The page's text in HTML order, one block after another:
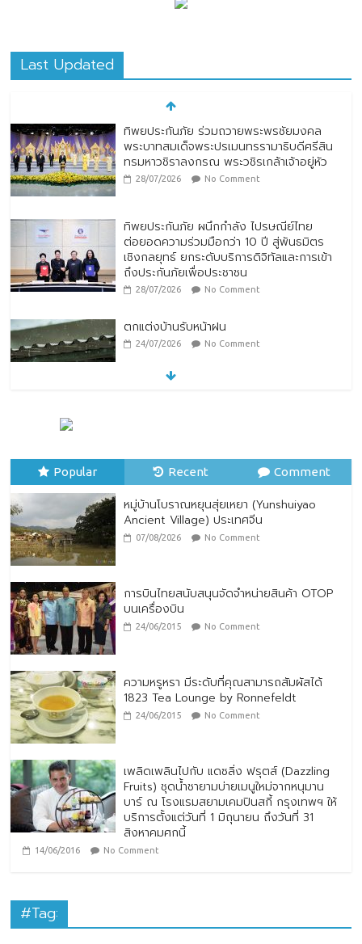
Last Updated
ทิพยประกันภัย ร่วมถวายพระพรชัยมงคล
พระบาทสมเด็จพระปรเมนทรรามาธิบดีศรีสิน
ทรมหาวชิราลงกรณ พระวชิรเกล้าเจ้าอยู่หัว
28/07/2026 No Comment
ทิพยประกันภัย ผนึกกำลัง ไปรษณีย์ไทย
ต่อยอดความร่วมมือกว่า 10 ปี สู่พันธมิตร
เชิงกลยุทธ์ ยกระดับบริการดิจิทัลและการเข้า
ถึงประกันภัยเพื่อประชาชน
28/07/2026 No Comment
ตกแต่งบ้านรับหน้าฝน
24/07/2026 No Comment
Popular Recent Comment
หมู่บ้านโบราณหยุนสุ่ยเหยา (Yunshuiyao
Ancient Village) ประเทศจีน
07/08/2026 No Comment
การบินไทยสนับสนุนจัดจำหน่ายสินค้า OTOP
บนเครื่องบิน
24/06/2015 No Comment
ความหรูหรา มีระดับที่คุณสามารถสัมผัสได้
1823 Tea Lounge by Ronnefeldt
24/06/2015 No Comment
เพลิดเพลินไปกับ แดซลิ่ง ฟรุตส์ (Dazzling
Fruits) ชุดน้ำชายามบ่ายเมนูใหม่จากหนุมาน
บาร์ ณ โรงแรมสยามเคมปินสกี้ กรุงเทพฯ ให้
บริการตั้งแต่วันที่ 1 มิถุนายน ถึงวันที่ 31
สิงหาคมศกนี้
14/06/2016 No Comment
#Tag: